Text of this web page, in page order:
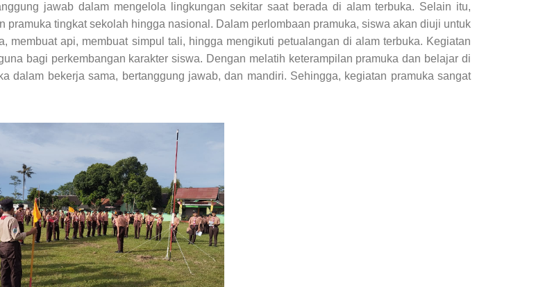
jawab dalam mengelola lingkungan sekitar saat berada di alam terbuka. Selain itu,
tingkat sekolah hingga nasional. Dalam perlombaan pramuka, siswa akan diuji untuk
membuat api, membuat simpul tali, hingga mengikuti petualangan di alam terbuka. Kegiatan
bagi perkembangan karakter siswa. Dengan melatih keterampilan pramuka dan belajar di
dalam bekerja sama, bertanggung jawab, dan mandiri. Sehingga, kegiatan pramuka sangat